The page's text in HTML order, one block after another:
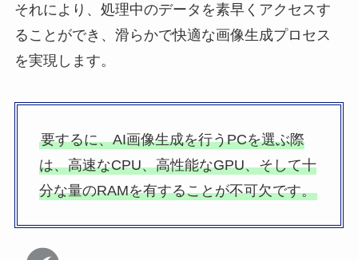
それにより、処理中のデータを素早くアクセスす
ることができ、滑らかで快適な画像生成プロセス
を実現します。
要するに、AI画像生成を行うPCを選ぶ際
は、高速なCPU、高性能なGPU、そして十
分な量のRAMを有することが不可欠です。